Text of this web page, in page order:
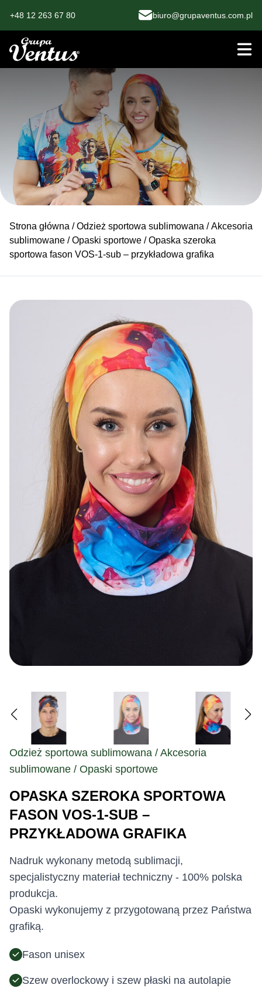
+48 12 263 67 80 biuro@grupaventus.com.pl
Strona główna /Odzież sportowa sublimowana /Akcesoria
sublimowane /Opaski sportowe / Opaska szeroka
sportowa fason VOS-1-sub – przykładowa grafika
Odzież sportowa sublimowana / Akcesoria
sublimowane / Opaski sportowe
OPASKA SZEROKA SPORTOWA
FASON VOS-1-SUB –
PRZYKŁADOWA GRAFIKA
Nadruk wykonany metodą sublimacji,
specjalistyczny materiał techniczny - 100% polska
produkcja.
Opaski wykonujemy z przygotowaną przez Państwa
grafiką.
Fason unisex
Szew overlockowy i szew płaski na autolapie